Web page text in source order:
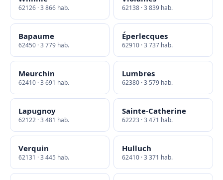
62126 · 3 866 hab. 62138 · 3 839 hab.
Bapaume
62450 · 3 779 hab.
Éperlecques
62910 · 3 737 hab.
Meurchin
62410 · 3 691 hab.
Lumbres
62380 · 3 579 hab.
Lapugnoy
62122 · 3 481 hab.
Sainte-Catherine
62223 · 3 471 hab.
Verquin
62131 · 3 445 hab.
Hulluch
62410 · 3 371 hab.